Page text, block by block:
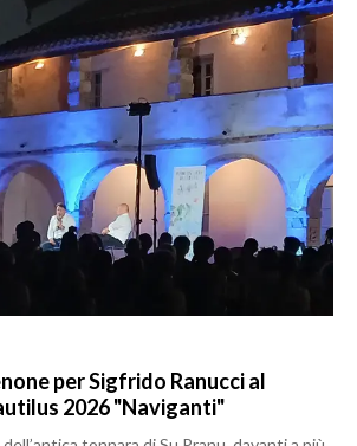
per Sigfrido Ranucci al
2026 "Naviganti"